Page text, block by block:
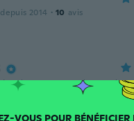
2014 · 10 avis
2015 · 306 avis · 80
inexistant Effet
bien présent